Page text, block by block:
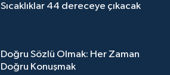
Sıcaklıklar 44 dereceye çıkacak
Doğru Sözlü Olmak: Her Zaman
Doğru Konuşmak